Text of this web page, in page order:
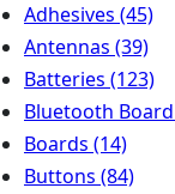
Adhesives (45)
Antennas (39)
Batteries (123)
Bluetooth Board
Boards (14)
Buttons (84)